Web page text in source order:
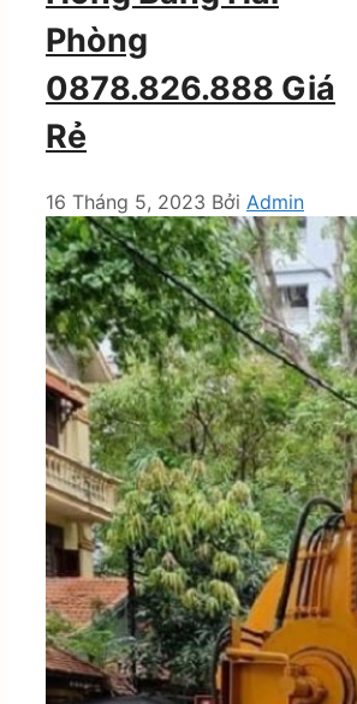
Phòng
0878.826.888 Giá
Rẻ
16 Tháng 5, 2023 Bởi Admin